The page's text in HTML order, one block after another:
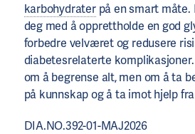
karbohydraterpå en smart måte.
deg med å opprettholde en god
forbedre velværet og redusere
diabetesrelaterte
om å begrense alt, men om å ta
på kunnskap og å ta imot hjelp
DIA.NO.392-01-MAJ2026